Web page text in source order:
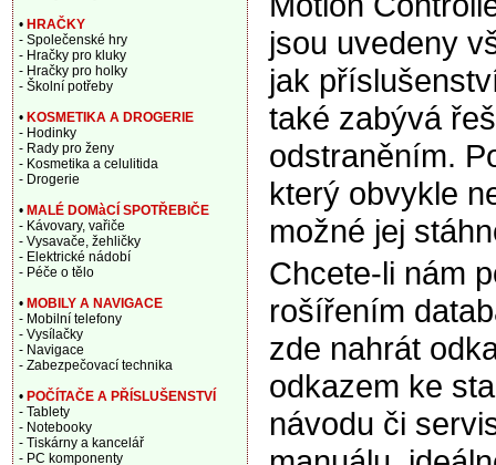
jsou uvedeny
jak
také zabývá
odstraněním.
který obvykle
možné jej
Chcete-li nám
rošířením
zde nahrát
odkazem ke
návodu či
• HRAČKY
- Společenské hry
- Hračky pro kluky
- Hračky pro holky
- Školní potřeby
• KOSMETIKA A DROGERIE
- Hodinky
- Rady pro ženy
- Kosmetika a celulitida
- Drogerie
• MALÉ DOMàCÍ SPOTŘEBIČE
- Kávovary, vařiče
- Vysavače, žehličky
- Elektrické nádobí
- Péče o tělo
• MOBILY A NAVIGACE
- Mobilní telefony
- Vysílačky
- Navigace
- Zabezpečovací technika
• POČÍTAČE A PŘÍSLUŠENSTVÍ
- Tablety
- Notebooky
- Tiskárny a kancelář
- PC komponenty